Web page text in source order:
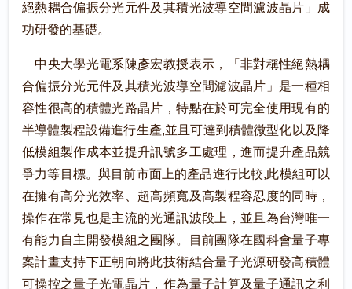
絕熱耦合偏振分光元件及其積光波導空間濾波晶片」成
功研發的基礎。
中央大學光電系陳彥宏教授表示，「非對稱性絕熱耦
合偏振分光元件及其積光波導空間濾波晶片」是一種相
容性很高的積體光路晶片，特點在於可完全使用現有的
半導體製程設備進行生產,並且可達到積體微型化以及降
低模組製作成本並提升訊號多工處理，進而提升產品競
爭力等目標。與目前市面上的產品進行比較,此模組可以
在擁有高分光效率、超高頻寬及高製程容忍度的同時，
操作在常見也是主流的光通訊波段上，並且為台灣唯一
有能力自主開發模組之團隊。目前團隊在國科會量子專
案計畫支持下正朝向將此技術結合量子光源研發高積體
可操控之量子光電晶片，作為量子計算及量子通訊之利